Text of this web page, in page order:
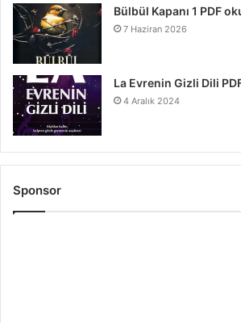
Bülbül Kapanı 1 PDF
7 Haziran 2026
La Evrenin Gizli Dili
4 Aralık 2024
Sponsor